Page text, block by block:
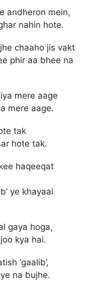
andheron mein,
nahin hote.
chaaho jis vakt
phir aa bhee na
mere aage
mere aage.
tak
hote tak.
haqeeqat
ye khayaal
gaya hoga,
kya hai.
‘gaalib’,
na bujhe.